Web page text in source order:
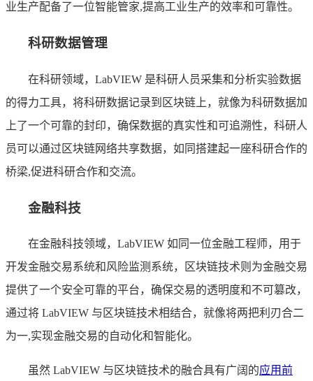
业生产配备了一位智能管家,提高工业生产的效率和可靠性。
科研数据管理
在科研领域，LabVIEW 是科研人员采集和分析实验数据
的得力工具，将科研数据记录到区块链上，就像为科研数据加
上了一个可靠的封印，确保数据的真实性和可追溯性，科研人
员可以通过区块链网络共享数据，如同搭建起一座科研合作的
桥梁,促进科研合作和交流。
金融科技
在金融科技领域，LabVIEW 如同一位金融工程师，用于
开发金融交易系统和风险监测系统，区块链技术则为金融交易
提供了一个安全可靠的平台，确保交易的透明度和不可篡改，
通过将 LabVIEW 与区块链技术相结合，就像将两把利刃合二
为一,实现金融交易的自动化和智能化。
虽然 LabVIEW 与区块链技术的融合具有广阔的应用前